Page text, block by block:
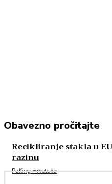
Obavezno pročitajte
Recikliranje stakla u
razinu
PaKing Hrvatska